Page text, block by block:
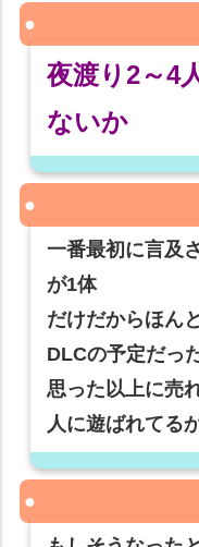
夜渡り2～4
ないか
一番最初に言及
が1体
だけだからほん
DLCの予定だっ
思った以上に売
人に遊ばれてる